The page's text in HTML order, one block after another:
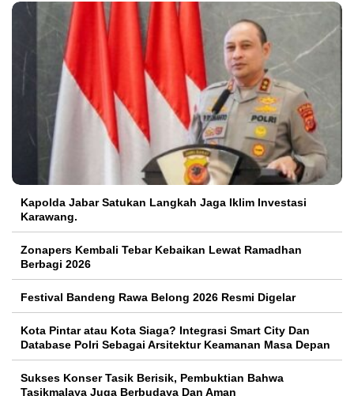
Kapolda Jabar Satukan Langkah Jaga Iklim Investasi
Karawang.
Zonapers Kembali Tebar Kebaikan Lewat Ramadhan
Berbagi 2026
Festival Bandeng Rawa Belong 2026 Resmi Digelar
Kota Pintar atau Kota Siaga? Integrasi Smart City Dan
Database Polri Sebagai Arsitektur Keamanan Masa Depan
Sukses Konser Tasik Berisik, Pembuktian Bahwa
Tasikmalaya Juga Berbudaya Dan Aman